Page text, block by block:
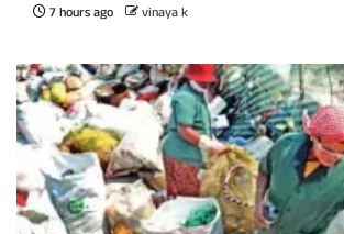
7 hours ago vinaya k